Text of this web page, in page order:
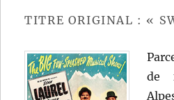
TITRE ORIGINAL : «
de